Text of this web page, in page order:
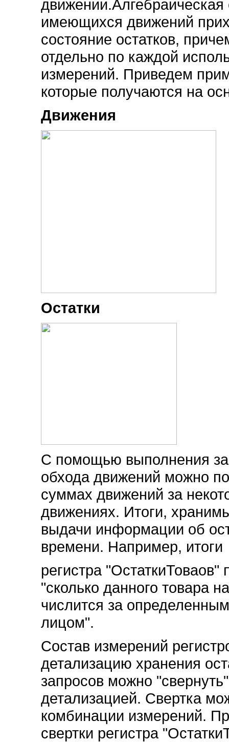
имеющихся движений
состояние остатков,
отдельно по каждой
измерений. Приведем
которые получаются на
Движения
Остатки
С помощью выполнения
обхода движений можно
суммах движений за
движениях. Итоги,
выдачи информации об
времени. Например, итоги
регистра "ОстаткиТоваов"
"сколько данного товара
числится за
лицом".
Состав измерений
детализацию хранения
запросов можно
детализацией. Свертка
комбинации измерений.
свертки регистра